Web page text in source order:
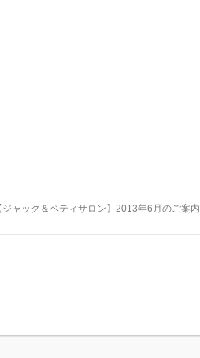
ジャック＆ベティサロン】2013年6月のご案内